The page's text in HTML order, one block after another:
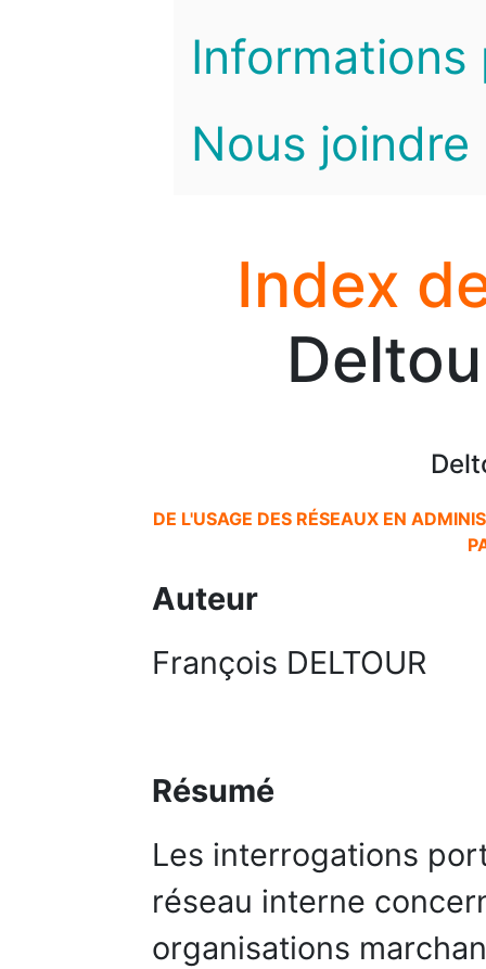
Informations
Nous joindre
Index
DE L'USAGE DES RÉSEAUX EN
Auteur
François DELTOUR
Résumé
Les interrogations
réseau interne
organisations